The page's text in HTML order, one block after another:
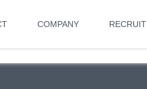
COMPANY RECRUIT